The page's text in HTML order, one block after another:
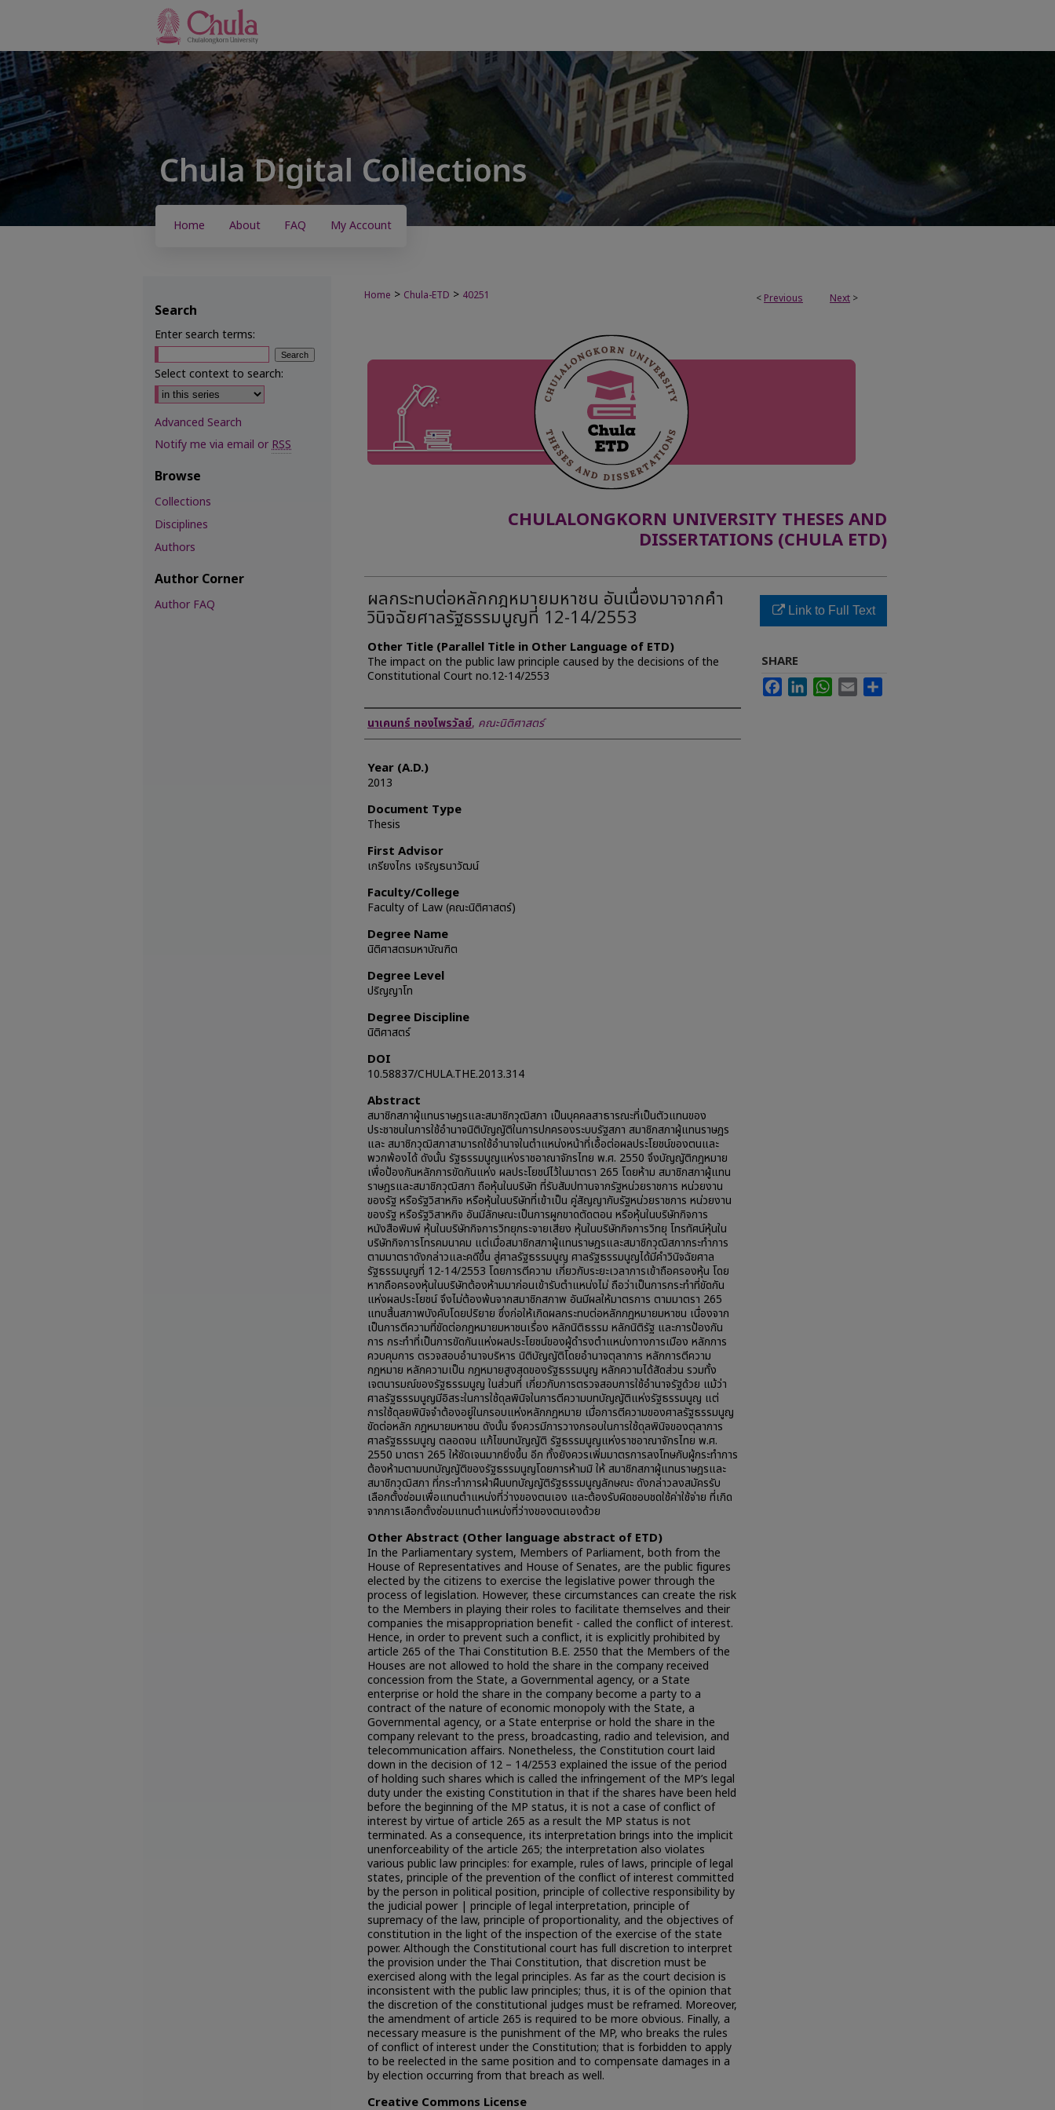
Home About FAQ My Account
< Previous Next >
Home > Chula-ETD > 40251
CHULALONGKORN UNIVERSITY THESES AND
DISSERTATIONS (CHULA ETD)
ผลกระทบต่อหลักกฎหมายมหาชน อันเนื่องมาจากคำ
วินิจฉัยศาลรัฐธรรมนูญที่ 12-14/2553
Other Title (Parallel Title in Other Language of ETD)
The impact on the public law principle caused by the decisions of the
Constitutional Court no.12-14/2553
Author
นาเคนทร์ ทองไพรวัลย์, คณะนิติศาสตร์
Year (A.D.)
2013
Document Type
Thesis
First Advisor
เกรียงไกร เจริญธนาวัฒน์
Faculty/College
Faculty of Law (คณะนิติศาสตร์)
Degree Name
นิติศาสตรมหาบัณฑิต
Degree Level
ปริญญาโท
Degree Discipline
นิติศาสตร์
DOI
10.58837/CHULA.THE.2013.314
Abstract
สมาชิกสภาผู้แทนราษฎรและสมาชิกวุฒิสภา เป็นบุคคลสาธารณะที่เป็นตัวแทนของ
ประชาชนในการใช้อำนาจนิติบัญญัติในการปกครองระบบรัฐสภา สมาชิกสภาผู้แทนราษฎร
และ สมาชิกวุฒิสภาสามารถใช้อำนาจในตำแหน่งหน้าที่เอื้อต่อผลประโยชน์ของตนและ
พวกพ้องได้ ดังนั้น รัฐธรรมนูญแห่งราชอาณาจักรไทย พ.ศ. 2550 จึงบัญญัติกฎหมาย
เพื่อป้องกันหลักการขัดกันแห่ง ผลประโยชน์ไว้ในมาตรา 265 โดยห้าม สมาชิกสภาผู้แทน
ราษฎรและสมาชิกวุฒิสภา ถือหุ้นในบริษัท ที่รับสัมปทานจากรัฐหน่วยราชการ หน่วยงาน
ของรัฐ หรือรัฐวิสาหกิจ หรือหุ้นในบริษัทที่เข้าเป็น คู่สัญญากับรัฐหน่วยราชการ หน่วยงาน
ของรัฐ หรือรัฐวิสาหกิจ อันมีลักษณะเป็นการผูกขาดตัดตอน หรือหุ้นในบริษัทกิจการ
หนังสือพิมพ์ หุ้นในบริษัทกิจการวิทยุกระจายเสียง หุ้นในบริษัทกิจการวิทยุ โทรทัศน์หุ้นใน
บริษัทกิจการโทรคมนาคม แต่เมื่อสมาชิกสภาผู้แทนราษฎรและสมาชิกวุฒิสภากระทำการ
ตามมาตราดังกล่าวและคดีขึ้น สู่ศาลรัฐธรรมนูญ ศาลรัฐธรรมนูญได้มีคำวินิจฉัยศาล
รัฐธรรมนูญที่ 12-14/2553 โดยการตีความ เกี่ยวกับระยะเวลาการเข้าถือครองหุ้น โดย
หากถือครองหุ้นในบริษัทต้องห้ามมาก่อนเข้ารับตำแหน่งไม่ ถือว่าเป็นการกระทำที่ขัดกัน
แห่งผลประโยชน์ จึงไม่ต้องพ้นจากสมาชิกสภาพ อันมีผลให้มาตรการ ตามมาตรา 265
แทบสิ้นสภาพบังคับโดยปริยาย ซึ่งก่อให้เกิดผลกระทบต่อหลักกฎหมายมหาชน เนื่องจาก
เป็นการตีความที่ขัดต่อกฎหมายมหาชนเรื่อง หลักนิติธรรม หลักนิติรัฐ และการป้องกัน
การ กระทำที่เป็นการขัดกันแห่งผลประโยชน์ของผู้ดำรงตำแหน่งทางการเมือง หลักการ
ควบคุมการ ตรวจสอบอำนาจบริหาร นิติบัญญัติโดยอำนาจตุลาการ หลักการตีความ
กฎหมาย หลักความเป็น กฎหมายสูงสุดของรัฐธรรมนูญ หลักความได้สัดส่วน รวมทั้ง
เจตนารมณ์ของรัฐธรรมนูญ ในส่วนที่ เกี่ยวกับการตรวจสอบการใช้อำนาจรัฐด้วย แม้ว่า
ศาลรัฐธรรมนูญมีอิสระในการใช้ดุลพินิจในการตีความบทบัญญัติแห่งรัฐธรรมนูญ แต่
การใช้ดุลยพินิจจำต้องอยู่ในกรอบแห่งหลักกฎหมาย เมื่อการตีความของศาลรัฐธรรมนูญ
ขัดต่อหลัก กฎหมายมหาชน ดังนั้น จึงควรมีการวางกรอบในการใช้ดุลพินิจของตุลาการ
ศาลรัฐธรรมนูญ ตลอดจน แก้ไขบทบัญญัติ รัฐธรรมนูญแห่งราชอาณาจักรไทย พ.ศ.
2550 มาตรา 265 ให้ชัดเจนมากยิ่งขึ้น อีก ทั้งยังควรเพิ่มมาตรการลงโทษกับผู้กระทำการ
ต้องห้ามตามบทบัญญัติของรัฐธรรมนูญโดยการห้ามมิ ให้ สมาชิกสภาผู้แทนราษฎรและ
สมาชิกวุฒิสภา ที่กระทำการฝ่าฝืนบทบัญญัติรัฐธรรมนูญลักษณะ ดังกล่าวลงสมัครรับ
เลือกตั้งซ่อมเพื่อแทนตำแหน่งที่ว่างของตนเอง และต้องรับผิดชอบชดใช้ค่าใช้จ่าย ที่เกิด
จากการเลือกตั้งซ่อมแทนตำแหน่งที่ว่างของตนเองด้วย
Other Abstract (Other language abstract of ETD)
In the Parliamentary system, Members of Parliament, both from the
House of Representatives and House of Senates, are the public figures
elected by the citizens to exercise the legislative power through the
process of legislation. However, these circumstances can create the risk
to the Members in playing their roles to facilitate themselves and their
companies the misappropriation benefit - called the conflict of interest.
Hence, in order to prevent such a conflict, it is explicitly prohibited by
article 265 of the Thai Constitution B.E. 2550 that the Members of the
Houses are not allowed to hold the share in the company received
concession from the State, a Governmental agency, or a State
enterprise or hold the share in the company become a party to a
contract of the nature of economic monopoly with the State, a
Governmental agency, or a State enterprise or hold the share in the
company relevant to the press, broadcasting, radio and television, and
telecommunication affairs. Nonetheless, the Constitution court laid
down in the decision of 12 – 14/2553 explained the issue of the period
of holding such shares which is called the infringement of the MP’s legal
duty under the existing Constitution in that if the shares have been held
before the beginning of the MP status, it is not a case of conflict of
interest by virtue of article 265 as a result the MP status is not
terminated. As a consequence, its interpretation brings into the implicit
unenforceability of the article 265; the interpretation also violates
various public law principles: for example, rules of laws, principle of legal
states, principle of the prevention of the conflict of interest committed
by the person in political position, principle of collective responsibility by
the judicial power | principle of legal interpretation, principle of
supremacy of the law, principle of proportionality, and the objectives of
constitution in the light of the inspection of the exercise of the state
power. Although the Constitutional court has full discretion to interpret
the provision under the Thai Constitution, that discretion must be
exercised along with the legal principles. As far as the court decision is
inconsistent with the public law principles; thus, it is of the opinion that
the discretion of the constitutional judges must be reframed. Moreover,
the amendment of article 265 is required to be more obvious. Finally, a
necessary measure is the punishment of the MP, who breaks the rules
of conflict of interest under the Constitution; that is forbidden to apply
to be reelected in the same position and to compensate damages in a
by election occurring from that breach as well.
Creative Commons License
Link to Full Text
SHARE
FacebookLinkedInWhatsApp
Email
Search
Enter search terms:
Select context to search:
Advanced Search
Notify me via email orRSS
Browse
Collections
Disciplines
Authors
Author Corner
Author FAQ